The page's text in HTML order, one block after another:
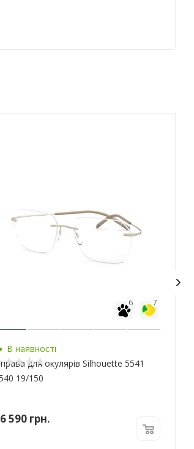
7
6
В наявності
для окулярів Silhouette 5541
19/150
590 грн.